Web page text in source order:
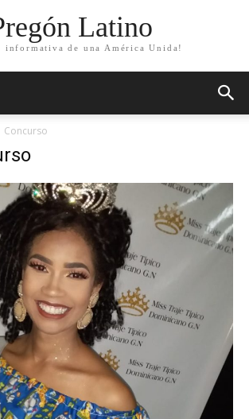
Latino
informativa de una América Unida!
Concurso